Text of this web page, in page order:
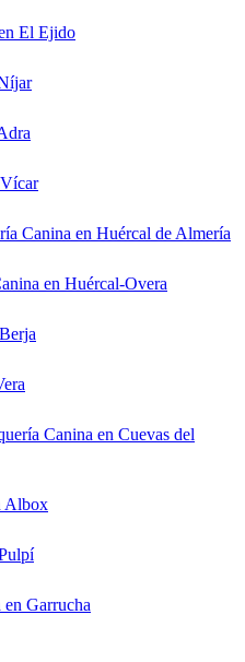
El Ejido
Canina en Huércal de Almería
en Huércal-Overa
Canina en Cuevas del
Albox
en Garrucha